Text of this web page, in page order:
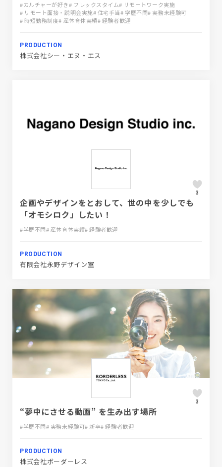
#カルチャーが好き# フレックスタイム# リモートワーク実施
# リモート面接・説明会実施# 住宅手当# 学歴不問# 実務未経験可
# 時短勤務制度# 産休育休実績# 経験者歓迎
PRODUCTION
株式会社シー・エヌ・エス
3
企画やデザインをとおして、世の中を少しでも
「オモシロク」したい！
#学歴不問# 産休育休実績# 経験者歓迎
PRODUCTION
有限会社永野デザイン室
3
“夢中にさせる動画” を生み出す場所
#学歴不問# 実務未経験可# 新卒# 経験者歓迎
PRODUCTION
株式会社ボーダーレス